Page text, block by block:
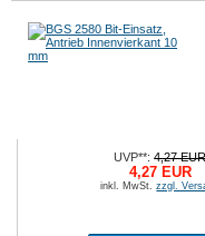
UVP**:4,27
4,27 EUR
inkl. MwSt.zzgl.